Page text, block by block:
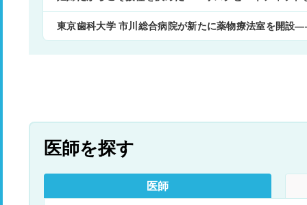
東京歯科大学 市川総合病院が新たに薬物療法室を開設
医師を探す
医師